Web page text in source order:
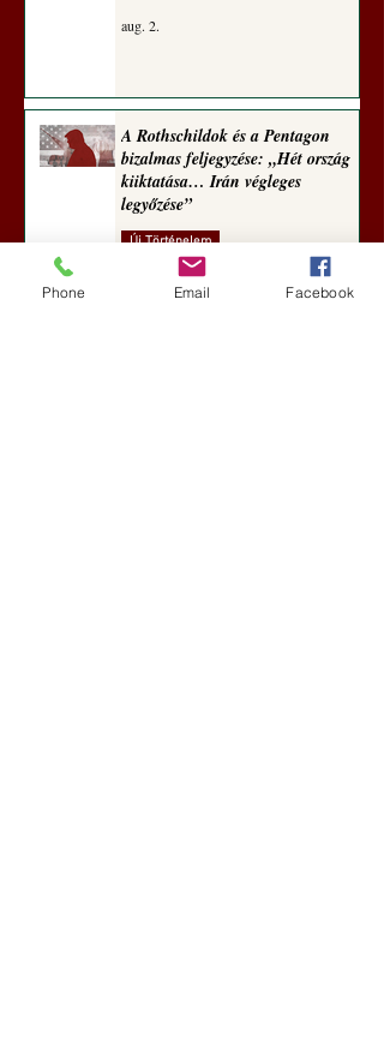
aug. 2.
A Rothschildok és a Pentagon
bizalmas feljegyzése: „Hét ország
kiiktatása… Irán végleges
legyőzése”
Új Történelem
Phone Email Facebook